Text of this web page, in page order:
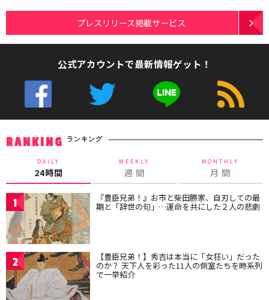
プレスリリース掲載サービス
公式アカウントで最新情報ゲット！
RANKING ランキング
DAILY
24時間
WEEKLY
週 間
MONTHLY
月 間
1 『豊臣兄弟！』お市と柴田勝家、自刃しての最
期と「辞世の句」…運命を共にした２人の悲劇
2 【豊臣兄弟！】秀吉は本当に「女狂い」だった
のか？ 天下人を彩った11人の側室たちを時系列
で一挙紹介